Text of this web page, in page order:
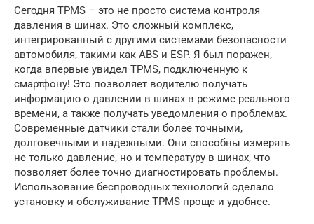
Сегодня TPMS – это не просто система контроля
давления в шинах. Это сложный комплекс,
интегрированный с другими системами безопасности
автомобиля, такими как ABS и ESP. Я был поражен,
когда впервые увидел TPMS, подключенную к
смартфону! Это позволяет водителю получать
информацию о давлении в шинах в режиме реального
времени, а также получать уведомления о проблемах.
Современные датчики стали более точными,
долговечными и надежными. Они способны измерять
не только давление, но и температуру в шинах, что
позволяет более точно диагностировать проблемы.
Использование беспроводных технологий сделало
установку и обслуживание TPMS проще и удобнее.